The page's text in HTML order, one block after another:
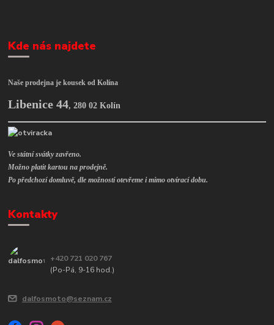
Kde nás najdete
Naše prodejna je kousek od Kolína
Libenice 44,280 02 Kolín
Ve státní svátky zavřeno.
Možno platit kartou na prodejně.
Po předchozí domluvě, dle možností otevřeme i mimo otvírací dobu.
Kontakty
+420 721 020 767
(Po-Pá, 9-16 hod.)
dalfosmoto@seznam.cz